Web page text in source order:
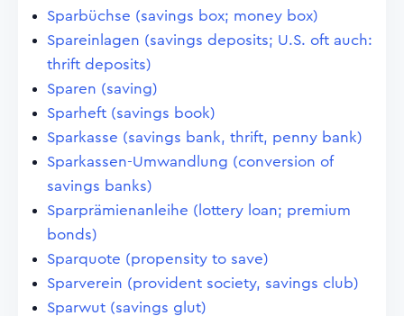
Sparbüchse (savings box; money box)
Spareinlagen (savings deposits; U.S. oft auch:
thrift deposits)
Sparen (saving)
Sparheft (savings book)
Sparkasse (savings bank, thrift, penny bank)
Sparkassen-Umwandlung (conversion of
savings banks)
Sparprämienanleihe (lottery loan; premium
bonds)
Sparquote (propensity to save)
Sparverein (provident society, savings club)
Sparwut (savings glut)